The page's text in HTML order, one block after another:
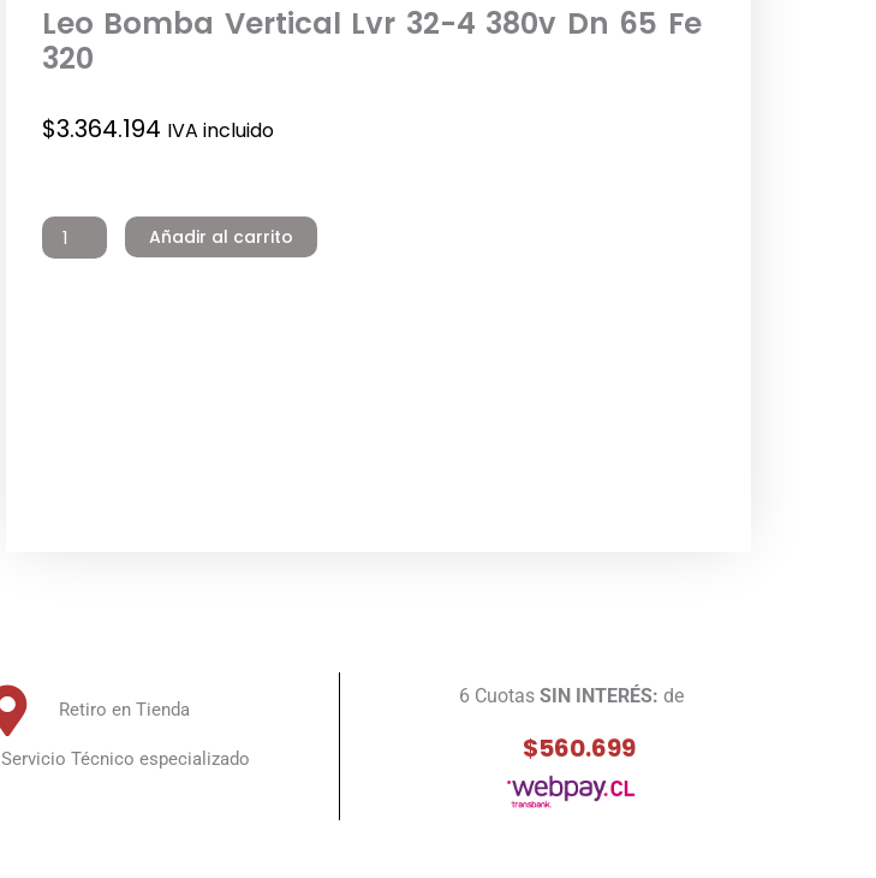
Leo Bomba Vertical Lvr 32-4 380v Dn 65 Fe
320
$3.364.194 IVA incluido
Bomba
Vertical
Añadir al carrito
Retiro en Tienda
Servicio Técnico especializado
6 Cuotas SIN INTERÉS: de
$560.699